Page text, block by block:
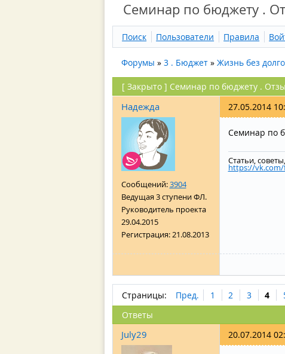
Семинар по бюджету .
Поиск Пользователи Правила
Форумы »3 . Бюджет »Жизнь без
[Закрыто ] Семинар по бюджету .
Надежда
Сообщений:3904
Ведущая 3 ступени ФЛ.
Руководитель проекта
29.04.2015
Регистрация:21.08.2013
27.05.2014
Семинар по
Статьи,
https://
Страницы: Пред. 1 2 3 4
Ответы
July29 20.07.2014